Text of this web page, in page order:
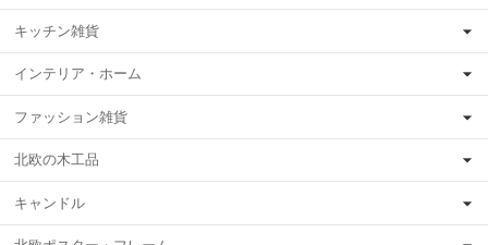
キッチン雑貨
インテリア・ホーム
ファッション雑貨
北欧の木工品
キャンドル